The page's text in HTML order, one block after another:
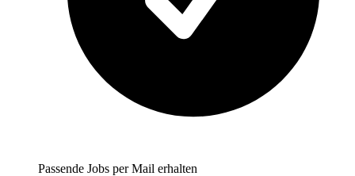
Passende Jobs per Mail erhalten